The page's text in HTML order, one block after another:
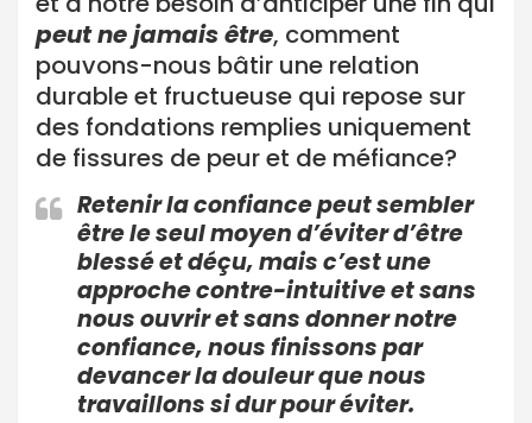
peut ne jamais être, comment
pouvons-nous bâtir une relation
durable et fructueuse qui repose sur
des fondations remplies uniquement
de fissures de peur et de méfiance?
Retenir la confiance peut sembler
être le seul moyen d’éviter d’être
blessé et déçu, mais c’est une
approche contre-intuitive et sans
nous ouvrir et sans donner notre
confiance, nous finissons par
devancer la douleur que nous
travaillons si dur pour éviter.